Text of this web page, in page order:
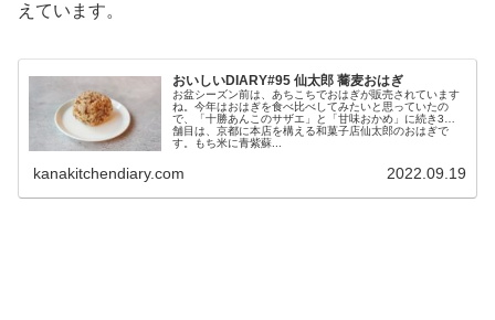
えています。
おいしいDIARY#95 仙太郎 蕎麦おはぎ
お盆シーズン前は、あちこちでおはぎが販売されています
ね。今年はおはぎを食べ比べしてみたいと思っていたの
で、「十勝あんこのサザエ」と「甘味おかめ」に続き3店
舗目は、京都に本店を構える和菓子店仙太郎のおはぎで
す。もち米に青紫蘇...
kanakitchendiary.com 2022.09.19